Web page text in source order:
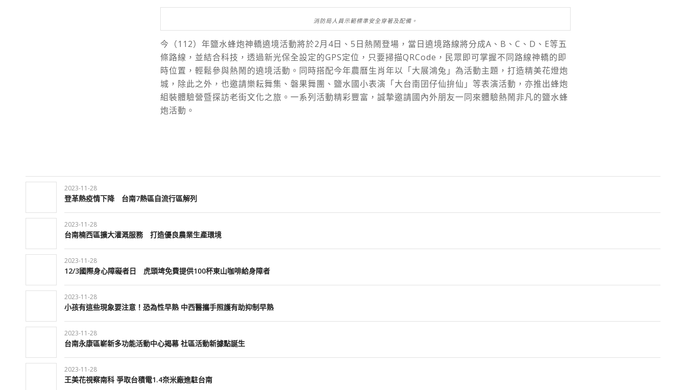
消防局人員示範標準安全穿著及配備。
今（112）年鹽水蜂炮神轎遶境活動將於2月4日、5日熱鬧登場，當日遶境路線將分成A、B、C、D、E等五
條路線，並結合科技，透過新光保全設定的GPS定位，只要掃描QRCode，民眾即可掌握不同路線神轎的即
時位置，輕鬆參與熱鬧的遶境活動。同時搭配今年農曆生肖年以「大展鴻兔」為活動主題，打造精美花燈炮
城，除此之外，也邀請樂耘舞集、磐果舞團、鹽水國小表演「大台南囝仔仙拚仙」等表演活動，亦推出蜂炮
組裝體驗營暨探訪老街文化之旅。一系列活動精彩豐富，誠摯邀請國內外朋友一同來體驗熱鬧非凡的鹽水蜂
炮活動。
2023-11-28
登革熱疫情下降 台南7熱區自流行區解列
2023-11-28
台南楠西區擴大灌溉服務 打造優良農業生產環境
2023-11-28
12/3國際身心障礙者日 虎頭埤免費提供100杯東山咖啡給身障者
2023-11-28
小孩有這些現象要注意！恐為性早熟 中西醫攜手照護有助抑制早熟
2023-11-28
台南永康區嶄新多功能活動中心揭幕 社區活動新據點誕生
2023-11-28
王美花視察南科 爭取台積電1.4奈米廠進駐台南